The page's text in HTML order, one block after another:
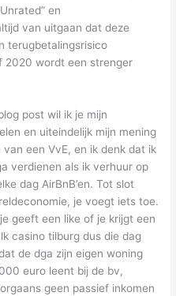
en
van uitgaan dat deze
terugbetalingsrisico
2020 wordt een strenger
post wil ik je mijn
en uiteindelijk mijn mening
een VvE, en ik denk dat ik
verdienen als ik verhuur op
dag AirBnB’en. Tot slot
je voegt iets toe.
geeft een like of je krijgt een
casino tilburg dus die dag
de dga zijn eigen woning
euro leent bij de bv,
geen passief inkomen